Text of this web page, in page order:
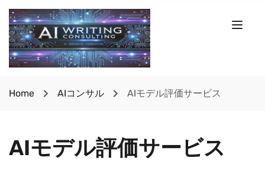
Home AIコンサル AIモデル評価サービス
AIモデル評価サービス